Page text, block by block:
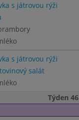
s játrovou rýži
s játrovou rýži
salát
Týden 46